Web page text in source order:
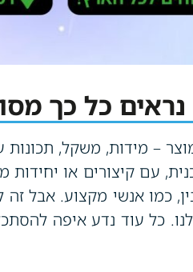
כל כך
– מידות, משקל, תכונות
עם קיצורים או יחידות
כמו אנשי מקצוע. אבל
כל עוד נדע איפה